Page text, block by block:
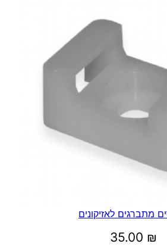
מתברגים לאזיקונים
35.00 ₪